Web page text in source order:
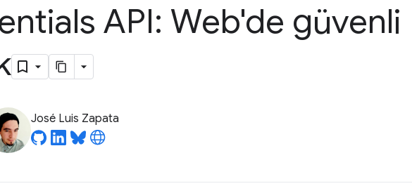
API: Web'de güvenli
José Luis Zapata